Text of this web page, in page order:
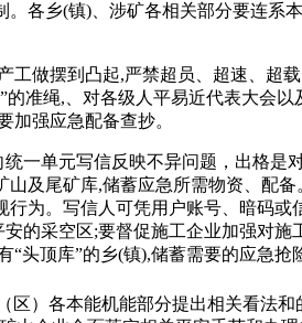
各乡(镇)、涉矿各相关部分要连系
做摆到凸起,严禁超员、超速、超
准绳,、对各级人平易近代表大会
加强应急配备查抄。
单元写信反映不异问题，出格是
及尾矿库,储蓄应急所需物资、配
为。写信人可凭用户账号、暗码或
的采空区;要督促施工企业加强对
顶库”的乡(镇),储蓄需要的应急抢
区）各本能机能部分提出相关看法